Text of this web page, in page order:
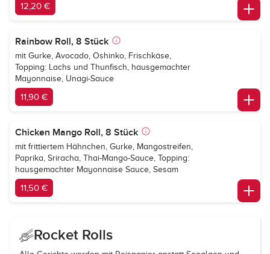
12,20 €
Rainbow Roll, 8 Stück
mit Gurke, Avocado, Oshinko, Frischkäse,
Topping: Lachs und Thunfisch, hausgemachter
Mayonnaise, Unagi-Sauce
11,90 €
Chicken Mango Roll, 8 Stück
mit frittiertem Hähnchen, Gurke, Mangostreifen,
Paprika, Sriracha, Thai-Mango-Sauce, Topping:
hausgemachter Mayonnaise Sauce, Sesam
11,50 €
Rocket Rolls